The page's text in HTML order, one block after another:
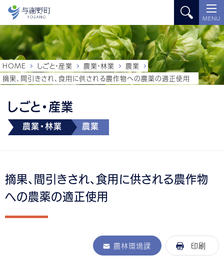
MENU
しごと・産業
農業・林業 農業
HOME しごと・産業 農業・林業
農業
摘果、間引きされ、食用に供される農作物への農薬の適正使用
摘果、間引きされ、食用に供される農作物
への農薬の適正使用
農林環境課 印刷